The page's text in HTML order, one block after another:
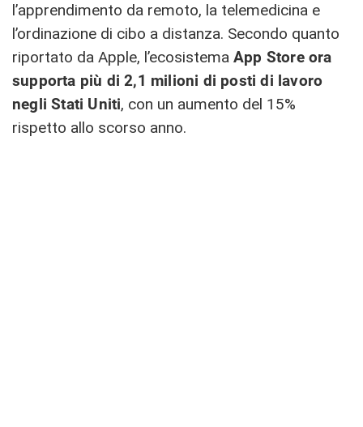
l’apprendimento da remoto, la telemedicina e
l’ordinazione di cibo a distanza. Secondo quanto
riportato da Apple, l’ecosistema App Store ora
supporta più di 2,1 milioni di posti di lavoro
negli Stati Uniti, con un aumento del 15%
rispetto allo scorso anno.